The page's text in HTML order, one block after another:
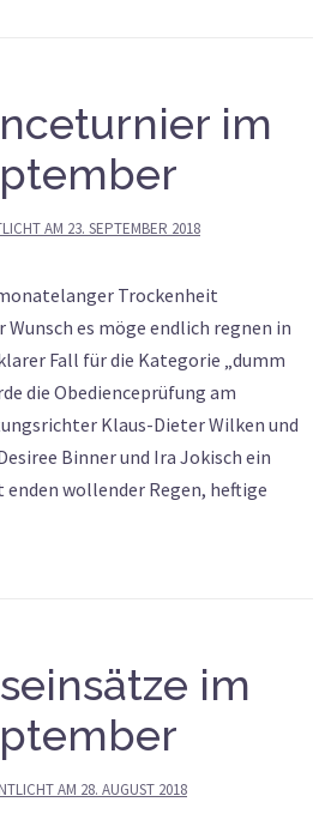
im
AM 23. SEPTEMBER 2018
Trockenheit
es möge endlich regnen in
Fall für die Kategorie „dumm
die Obedienceprüfung am
Klaus-Dieter Wilken und
Binner und Ira Jokisch ein
wollender Regen, heftige
im
AM 28. AUGUST 2018